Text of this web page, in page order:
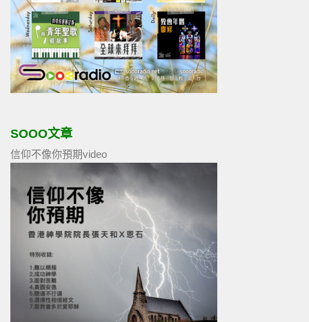
SOOO文章
信仰不像你預期video